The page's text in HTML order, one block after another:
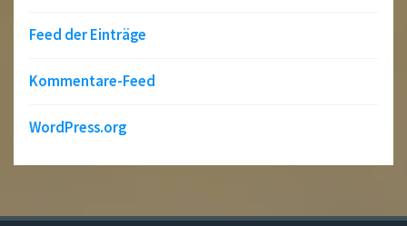
Feed der Einträge
Kommentare-Feed
WordPress.org